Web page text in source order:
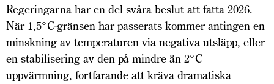
Regeringarna har en del svåra beslut att fatta 2026.
När 1,5°C-gränsen har passerats kommer antingen en
minskning av temperaturen via negativa utsläpp, eller
en stabilisering av den på mindre än 2°C
uppvärmning, fortfarande att kräva dramatiska